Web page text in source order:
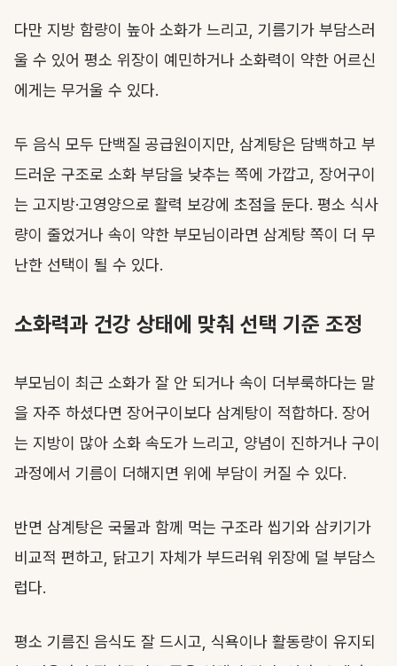
다만 지방 함량이 높아 소화가 느리고, 기름기가 부담스러
울 수 있어 평소 위장이 예민하거나 소화력이 약한 어르신
에게는 무거울 수 있다.
두 음식 모두 단백질 공급원이지만, 삼계탕은 담백하고 부
드러운 구조로 소화 부담을 낮추는 쪽에 가깝고, 장어구이
는 고지방·고영양으로 활력 보강에 초점을 둔다. 평소 식사
량이 줄었거나 속이 약한 부모님이라면 삼계탕 쪽이 더 무
난한 선택이 될 수 있다.
소화력과 건강 상태에 맞춰 선택 기준 조정
부모님이 최근 소화가 잘 안 되거나 속이 더부룩하다는 말
을 자주 하셨다면 장어구이보다 삼계탕이 적합하다. 장어
는 지방이 많아 소화 속도가 느리고, 양념이 진하거나 구이
과정에서 기름이 더해지면 위에 부담이 커질 수 있다.
반면 삼계탕은 국물과 함께 먹는 구조라 씹기와 삼키기가
비교적 편하고, 닭고기 자체가 부드러워 위장에 덜 부담스
럽다.
평소 기름진 음식도 잘 드시고, 식욕이나 활동량이 유지되